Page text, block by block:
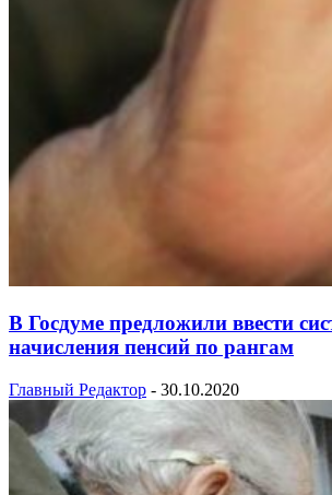
В Госдуме предложили ввести
начисления пенсий по рангам
Главный Редактор - 30.10.2020